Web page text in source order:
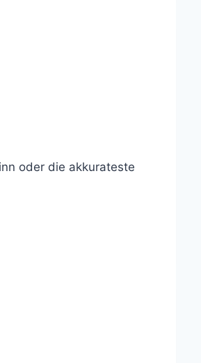
oder die akkurateste